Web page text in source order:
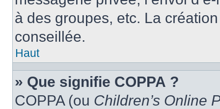
à des groupes, etc. La
conseillée.
Haut
» Que signifie COPPA ?
COPPA (ou Children’s Online